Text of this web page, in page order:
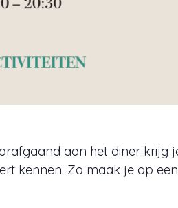
aan het diner krijg
kennen. Zo maak je op een